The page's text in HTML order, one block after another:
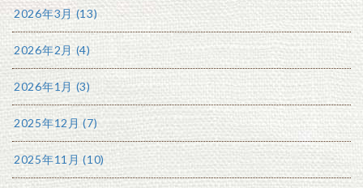
2026年3月 (13)
2026年2月 (4)
2026年1月 (3)
2025年12月 (7)
2025年11月 (10)